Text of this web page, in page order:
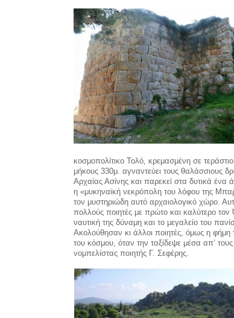
κοσμοπολίτικο Τολό, κρεμασμένη σε
μήκους 330μ. αγναντεύει τους θαλάσσιους
Αρχαίας Ασίνης και παρεκεί στα δυτικά ένα
η «μυκηναϊκή νεκρόπολη του λόφου της
τον μυστηριώδη αυτό αρχαιολογικό χώρο.
πολλούς ποιητές με πρώτο και καλύτερο
ναυτική της δύναμη και το μεγαλείο του
Ακολούθησαν κι άλλοι ποιητές, όμως η φήμη
του κόσμου, όταν την ταξίδεψε μέσα απ’ τους
νομπελίστας ποιητής Γ. Σεφέρης.